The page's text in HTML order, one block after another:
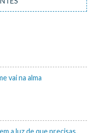
vai na alma